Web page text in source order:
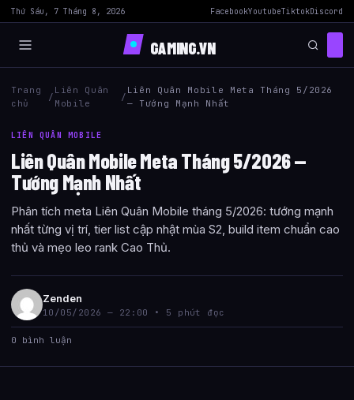
Thứ Sáu, 7 Tháng 8, 2026 FacebookYoutubeTiktokDiscord
GAMING.VN
Trang
chủ
/
Liên Quân
Mobile
/
Liên Quân Mobile Meta Tháng 5/2026
— Tướng Mạnh Nhất
LIÊN QUÂN MOBILE
Liên Quân Mobile Meta Tháng 5/2026 —
Tướng Mạnh Nhất
Phân tích meta Liên Quân Mobile tháng 5/2026: tướng mạnh
nhất từng vị trí, tier list cập nhật mùa S2, build item chuẩn cao
thủ và mẹo leo rank Cao Thủ.
Zenden
10/05/2026 — 22:00 • 5 phút đọc
0 bình luận